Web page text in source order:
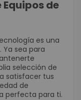
de
es una
sea para
selección de
satisfacer tus
de
perfecta para ti.